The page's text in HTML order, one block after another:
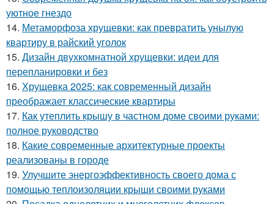
уютное гнездо
14. Метаморфоза хрущевки: как превратить унылую
квартиру в райский уголок
15. Дизайн двухкомнатной хрущевки: идеи для
перепланировки и без
16. Хрущевка 2025: как современный дизайн
преображает классические квартиры
17. Как утеплить крышу в частном доме своими руками:
полное руководство
18. Какие современные архитектурные проекты
реализованы в городе
19. Улучшите энергоэффективность своего дома с
помощью теплоизоляции крыши своими руками